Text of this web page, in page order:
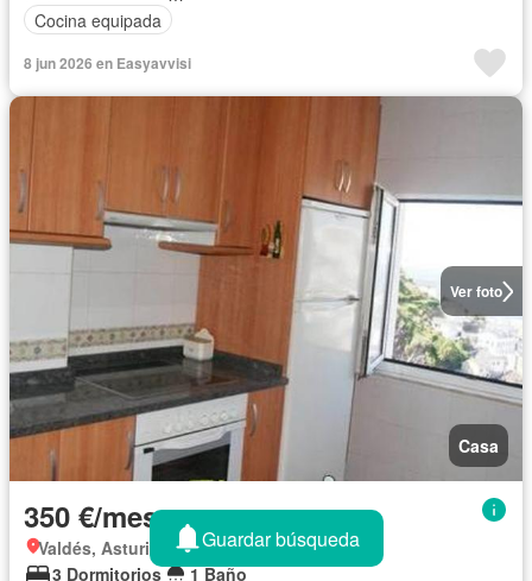
Cocina equipada
8 jun 2026 en Easyavvisi
Ver foto
Casa
350 €/mes
Valdés, Asturias
3 Dormitorios
1 Baño
Guardar búsqueda